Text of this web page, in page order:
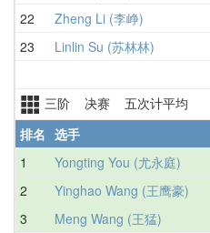
22 Zheng Li (李峥)
23 Linlin Su (苏林林)
三阶 决赛 五次计平均
排名 选手
1
Yongting You (尤永庭)
2 Yinghao Wang (王鹰豪)
3 Meng Wang (王猛)